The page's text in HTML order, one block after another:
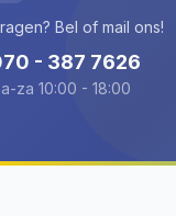
Bel of mail ons!
- 387 7626
za 10:00 - 18:00